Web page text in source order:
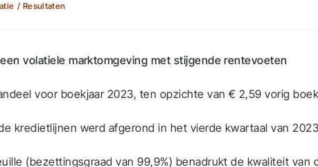
Resultaten
volatiele marktomgeving met stijgende rentevoeten
voor boekjaar 2023, ten opzichte van € 2,59 vorig
kredietlijnen werd afgerond in het vierde kwartaal van
(bezettingsgraad van 99,9%) benadrukt de kwaliteit van